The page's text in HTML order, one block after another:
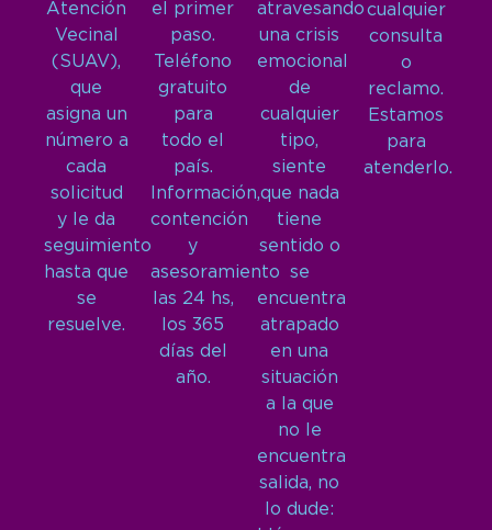
Atención
Vecinal
(SUAV),
que
asigna un
número a
cada
solicitud
y le da
seguimiento
hasta que
se
resuelve.
el primer
paso.
Teléfono
gratuito
para
todo el
país.
Información,
contención
y
asesoramiento
las 24 hs,
los 365
días del
año.
atravesando
una crisis
emocional
de
cualquier
tipo,
siente
que nada
tiene
sentido o
se
encuentra
atrapado
en una
situación
a la que
no le
encuentra
salida, no
lo dude:
cualquier
consulta
o
reclamo.
Estamos
para
atenderlo.